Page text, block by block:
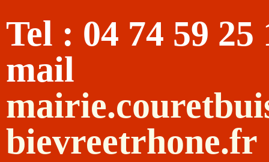
Tel : 04 74 59 25
mail
bievreetrhone.fr